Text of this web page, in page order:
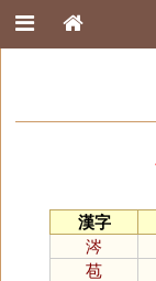
漢字
涔
苞